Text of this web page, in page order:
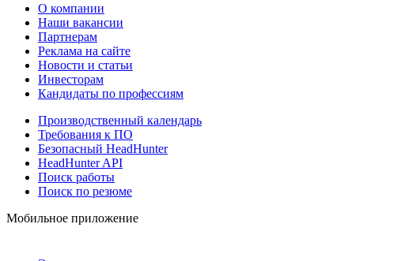
О компании
Наши вакансии
Партнерам
Реклама на сайте
Новости и статьи
Инвесторам
Кандидаты по профессиям
Производственный календарь
Требования к ПО
Безопасный HeadHunter
HeadHunter API
Поиск работы
Поиск по резюме
Мобильное приложение